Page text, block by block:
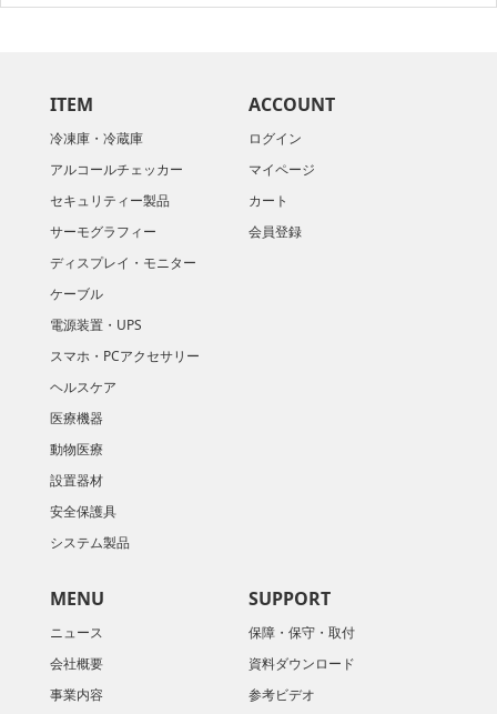
ITEM
冷凍庫・冷蔵庫
アルコールチェッカー
セキュリティー製品
サーモグラフィー
ディスプレイ・モニター
ケーブル
電源装置・UPS
スマホ・PCアクセサリー
ヘルスケア
医療機器
動物医療
設置器材
安全保護具
システム製品
ACCOUNT
ログイン
マイページ
カート
会員登録
MENU
ニュース
会社概要
​事業内容
SUPPORT
保障・保守・取付
資料ダウンロード
参考ビデオ